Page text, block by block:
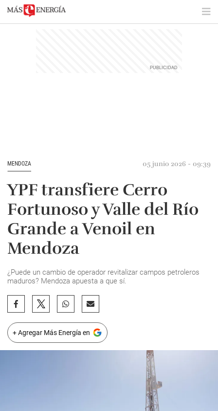
MENDOZA 05 junio 2026 - 09:39
YPF transfiere Cerro
Fortunoso y Valle del Río
Grande a Venoil en
Mendoza
¿Puede un cambio de operador revitalizar campos petroleros
maduros? Mendoza apuesta a que sí.
+ Agregar Más Energía en